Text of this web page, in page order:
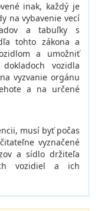
inak, každý je
na vybavenie vecí
a tabuľky s
tohto zákona a
a umožniť
vozidla
vyzvanie orgánu
a na určené
musí byť počas
vyznačené
a sídlo držiteľa
vozidiel a ich